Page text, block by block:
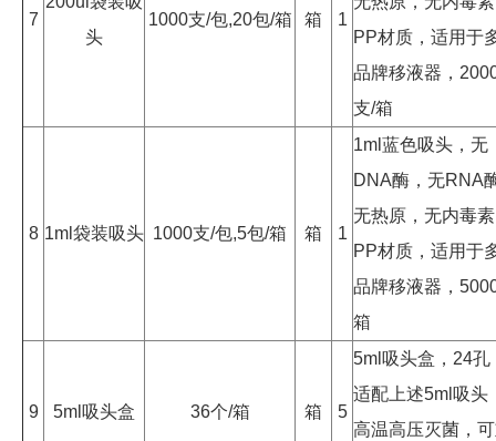
7
头
1000支/包,20包/箱 箱 1
PP材质，适用于
品牌移液器，
支/箱
8 1ml袋装吸头 1000支/包,5包/箱 箱 1
1ml蓝色吸头，无
DNA酶，无RNA
无热原，无内毒
PP材质，适用于
品牌移液器，
箱
9 5ml吸头盒 36个/箱 箱 5
5ml吸头盒，24孔
适配上述5ml吸头
高温高压灭菌，